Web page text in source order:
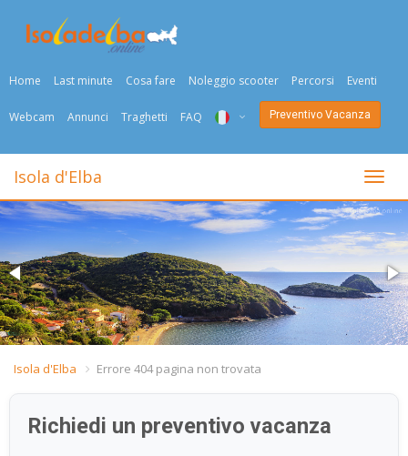
Home Last minute Cosa fare Noleggio scooter Percorsi Eventi
Webcam Annunci Traghetti FAQ
ENG
DEU
NED
FRA
DAN
ESP
Preventivo Vacanza
Togli
Isola d'Elba
Isola d'Elba Errore 404 pagina non trovata
Richiedi un preventivo vacanza